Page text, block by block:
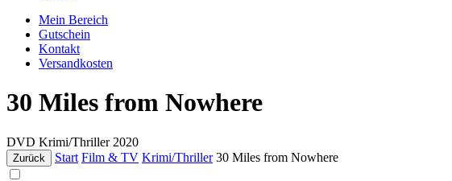
Mein Bereich
Gutschein
Kontakt
Versandkosten
30 Miles from Nowhere
DVD Krimi/Thriller 2020
Zurück Start Film & TV Krimi/Thriller 30 Miles from Nowhere